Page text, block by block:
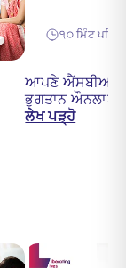
੧੦ ਮਿੰਟ
ਆਪਣੇ ਐੱਸਬੀਆਈ
ਭੁਗਤਾਨ
ਲੇਖ ਪੜ੍ਹੋ